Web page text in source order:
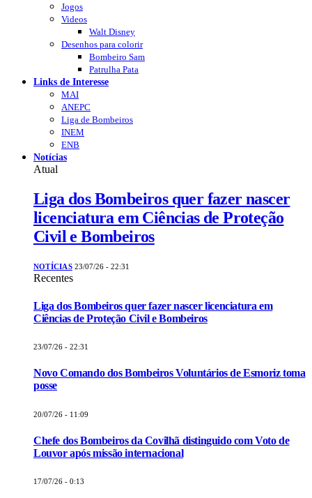
Jogos
Videos
Walt Disney
Desenhos para colorir
Bombeiro Sam
Patrulha Pata
Links de Interesse
MAI
ANEPC
Liga de Bombeiros
INEM
ENB
Notícias
Atual
Liga dos Bombeiros quer fazer nascer
licenciatura em Ciências de Proteção
Civil e Bombeiros
NOTÍCIAS 23/07/26 - 22:31
Recentes
Liga dos Bombeiros quer fazer nascer licenciatura em
Ciências de Proteção Civil e Bombeiros
23/07/26 - 22:31
Novo Comando dos Bombeiros Voluntários de Esmoriz toma
posse
20/07/26 - 11:09
Chefe dos Bombeiros da Covilhã distinguido com Voto de
Louvor após missão internacional
17/07/26 - 0:13